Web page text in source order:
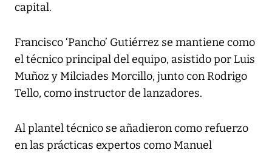
capital.
Francisco ‘Pancho’ Gutiérrez se mantiene como
el técnico principal del equipo, asistido por Luis
Muñoz y Milciades Morcillo, junto con Rodrigo
Tello, como instructor de lanzadores.
Al plantel técnico se añadieron como refuerzo
en las prácticas expertos como Manuel